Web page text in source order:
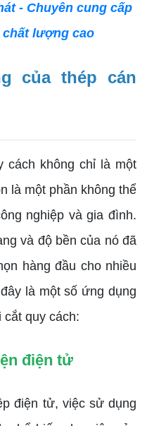
- Chuyên cung cấp
chất lượng cao
của thép cán
không chỉ là một
là một phần không thể
nghiệp và gia đình.
và độ bền của nó đã
hàng đầu cho nhiều
là một số ứng dụng
cắt quy cách:
điện tử
điện tử, việc sử dụng